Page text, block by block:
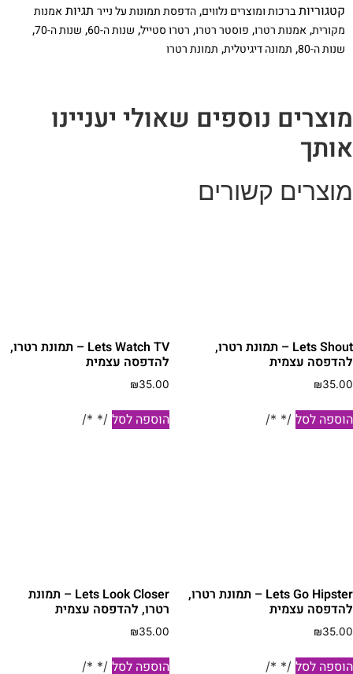
תמונת
רטרו,
להדפסה
קטגוריותברכות ומוצרים נלווים,הדפסת תמונות על ניירתגיותאמנות
מקורית,אמנות רטרו,פוסטר רטרו,רטרו סטייל,שנות ה-60 ,שנות ה-70 ,
שנות ה-80 ,תמונה דיגיטלית,תמונת רטרו
נוספים שאולי יעניינו
קשורים
Lets Shout – תמונת רטרו,
עצמית
₪
לסל /* */
Lets Watch TV – תמונת רטרו,
להדפסה עצמית
₪35.00
הוספה לסל /* */
Lets Go Hipster – תמונת רטרו,
עצמית
₪
לסל /* */
Lets Look Closer – תמונת
רטרו, להדפסה עצמית
₪35.00
הוספה לסל /* */